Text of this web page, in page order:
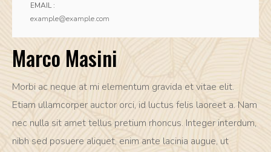
EMAIL :
example@example.com
Marco Masini
Morbi ac neque at mi elementum gravida et vitae elit.
Etiam ullamcorper auctor orci, id luctus felis laoreet a. Nam
nec nulla sit amet tellus pretium rhoncus. Integer interdum,
nibh sed posuere aliquet, enim ante lacinia augue, ut